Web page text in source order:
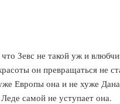
Зевс не такой уж и
он превращаться не
Европы она и не хуже
самой не уступает она.